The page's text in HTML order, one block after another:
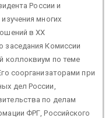
России и
многих
в ХХ
заседания Комиссии
коллоквиум по теме
соорганизаторами при
дел России,
по делам
ФРГ, Российского